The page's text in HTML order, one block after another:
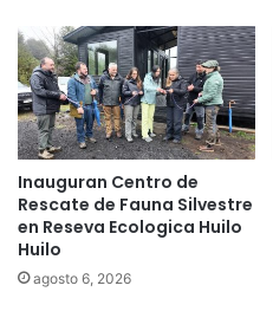
r
n
a
m
E
G
A
r
a
u
c
x
p
e
r
t
o
s
U
C
T
a
Inauguran Centro de
Rescate de Fauna Silvestre
en Reseva Ecologica Huilo
Huilo
agosto 6, 2026